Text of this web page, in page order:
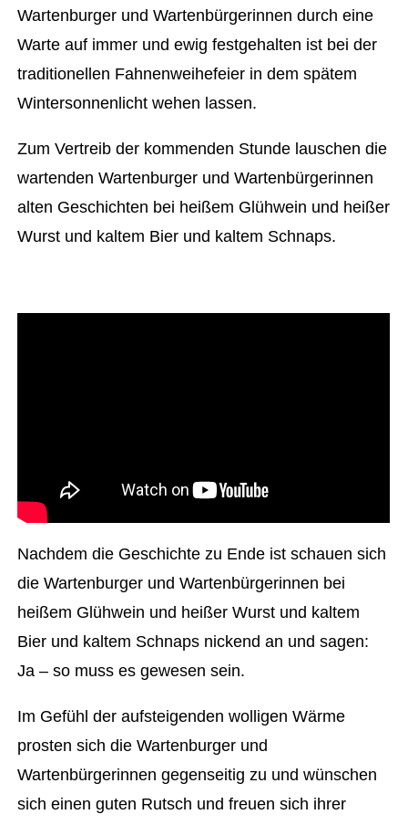
Wartenburger und Wartenbürgerinnen durch eine
Warte auf immer und ewig festgehalten ist bei der
traditionellen Fahnenweihefeier in dem spätem
Wintersonnenlicht wehen lassen.
Zum Vertreib der kommenden Stunde lauschen die
wartenden Wartenburger und Wartenbürgerinnen
alten Geschichten bei heißem Glühwein und heißer
Wurst und kaltem Bier und kaltem Schnaps.
Nachdem die Geschichte zu Ende ist schauen sich
die Wartenburger und Wartenbürgerinnen bei
heißem Glühwein und heißer Wurst und kaltem
Bier und kaltem Schnaps nickend an und sagen:
Ja – so muss es gewesen sein.
Im Gefühl der aufsteigenden wolligen Wärme
prosten sich die Wartenburger und
Wartenbürgerinnen gegenseitig zu und wünschen
sich einen guten Rutsch und freuen sich ihrer